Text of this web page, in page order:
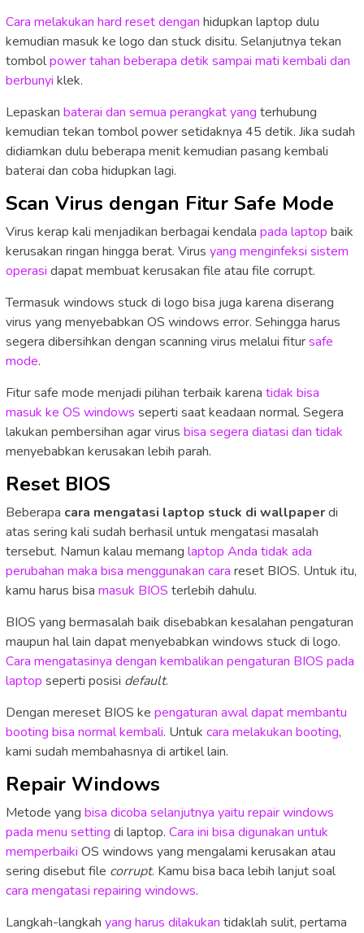
Cara melakukan hard reset dengan hidupkan laptop dulu
kemudian masuk ke logo dan stuck disitu. Selanjutnya tekan
tombolpower tahan beberapa detik sampai mati kembali dan
berbunyi klek.
Lepaskan baterai dan semua perangkat yang terhubung
kemudian tekan tombol power setidaknya 45 detik. Jika sudah
didiamkan dulu beberapa menit kemudian pasang kembali
baterai dan coba hidupkan lagi.
Scan Virus dengan Fitur Safe Mode
Virus kerap kali menjadikan berbagai kendala pada laptop baik
kerusakan ringan hingga berat. Virus yang menginfeksi sistem
operasi dapat membuat kerusakan file atau file corrupt.
Termasuk windows stuck di logo bisa juga karena diserang
virus yang menyebabkan OS windows error. Sehingga harus
segera dibersihkan dengan scanning virus melalui fitursafe
mode.
Fitur safe mode menjadi pilihan terbaik karena tidak bisa
masuk ke OS windows seperti saat keadaan normal. Segera
lakukan pembersihan agar virus bisa segera diatasi dan tidak
menyebabkan kerusakan lebih parah.
Reset BIOS
Beberapa cara mengatasi laptop stuck di wallpaperdi
atas sering kali sudah berhasil untuk mengatasi masalah
tersebut. Namun kalau memang laptop Anda tidak ada
perubahan maka bisa menggunakan cara reset BIOS. Untuk itu,
kamu harus bisa masuk BIOS terlebih dahulu.
BIOS yang bermasalah baik disebabkan kesalahan pengaturan
maupun hal lain dapat menyebabkan windows stuck di logo.
Cara mengatasinya dengan kembalikan pengaturan BIOS pada
laptop seperti posisi default.
Dengan mereset BIOS ke pengaturan awal dapat membantu
booting bisa normal kembali. Untuk cara melakukan booting,
kami sudah membahasnya di artikel lain.
Repair Windows
Metode yang bisa dicoba selanjutnya yaitu repair windows
pada menu setting di laptop. Cara ini bisa digunakan untuk
memperbaiki OS windows yang mengalami kerusakan atau
sering disebut file corrupt. Kamu bisa baca lebih lanjut soal
cara mengatasi repairing windows.
Langkah-langkah yang harus dilakukan tidaklah sulit, pertama